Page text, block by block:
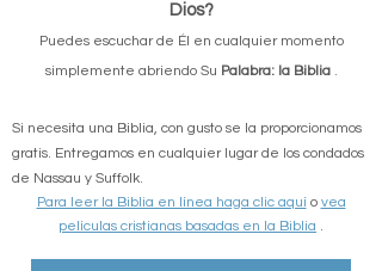
Prevention is also a major focus.
With many at risk of eviction or
foreclosure, Homeless Long  Island
protect their homes, budget wisely,
and plan for long term financial
stability. Its website,
HomelessLongIsland.org, includes
Dios?
Puedes escuchar de Él en cualquier momento
simplemente abriendo Su Palabra: la Biblia.
Si necesita una Biblia, con gusto se la proporcionamos
gratis. Entregamos en cualquier lugar de los condados
de Nassau y Suffolk.
Para leer la Biblia en línea haga clic aquío vea
películas cristianas basadas en la Biblia .